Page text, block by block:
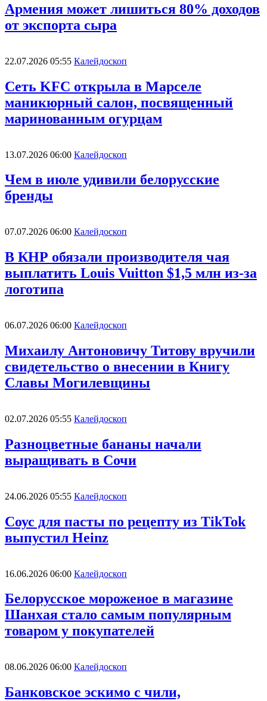
Армения может лишиться 80% доходов
от экспорта сыра
22.07.2026 05:55 Калейдоскоп
Сеть KFC открыла в Марселе
маникюрный салон, посвященный
маринованным огурцам
13.07.2026 06:00 Калейдоскоп
Чем в июле удивили белорусские
бренды
07.07.2026 06:00 Калейдоскоп
В КНР обязали производителя чая
выплатить Louis Vuitton $1,5 млн из-за
логотипа
06.07.2026 06:00 Калейдоскоп
Михаилу Антоновичу Титову вручили
свидетельство о внесении в Книгу
Славы Могилевщины
02.07.2026 05:55 Калейдоскоп
Разноцветные бананы начали
выращивать в Сочи
24.06.2026 05:55 Калейдоскоп
Соус для пасты по рецепту из TikTok
выпустил Heinz
16.06.2026 06:00 Калейдоскоп
Белорусское мороженое в магазине
Шанхая стало самым популярным
товаром у покупателей
08.06.2026 06:00 Калейдоскоп
Банковское эскимо с чили,